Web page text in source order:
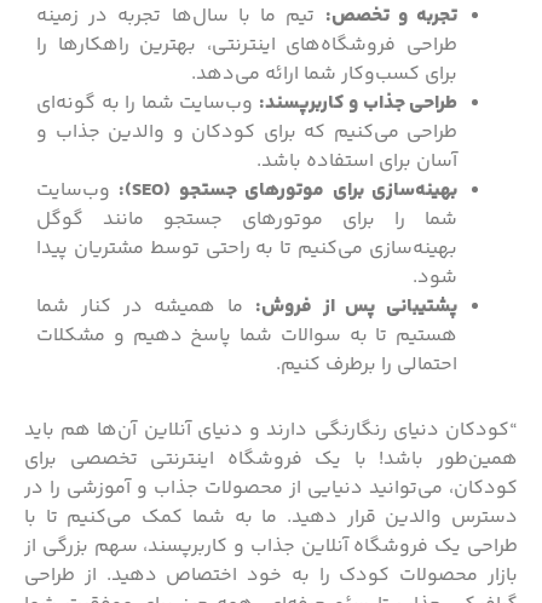
تجربه و تخصص: تیم ما با سال‌ها تجربه در زمینه
طراحی فروشگاه‌های اینترنتی، بهترین راهکارها را
برای کسب‌وکار شما ارائه می‌دهد.
طراحی جذاب و کاربرپسند: وب‌سایت شما را به گونه‌ای
طراحی می‌کنیم که برای کودکان و والدین جذاب و
آسان برای استفاده باشد.
بهینه‌سازی برای موتورهای جستجو (SEO):
وب‌سایت
شما را برای موتورهای جستجو مانند گوگل
بهینه‌سازی می‌کنیم تا به راحتی توسط مشتریان پیدا
شود.
پشتیبانی پس از فروش: ما همیشه در کنار شما
هستیم تا به سوالات شما پاسخ دهیم و مشکلات
احتمالی را برطرف کنیم.
“کودکان دنیای رنگارنگی دارند و دنیای آنلاین آن‌ها هم باید
همین‌طور باشد! با یک فروشگاه اینترنتی تخصصی برای
کودکان، می‌توانید دنیایی از محصولات جذاب و آموزشی را در
دسترس والدین قرار دهید. ما به شما کمک می‌کنیم تا با
طراحی یک فروشگاه آنلاین جذاب و کاربرپسند، سهم بزرگی از
بازار محصولات کودک را به خود اختصاص دهید. از طراحی